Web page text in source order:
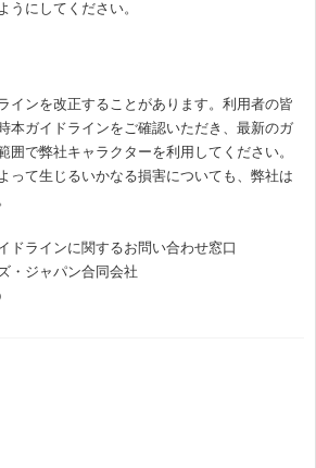
うにしてください。
インを改正することがあります。利用者の皆
本ガイドラインをご確認いただき、最新のガ
囲で弊社キャラクターを利用してください。
って生じるいかなる損害についても、弊社は
ドラインに関するお問い合わせ窓口
・ジャパン合同会社